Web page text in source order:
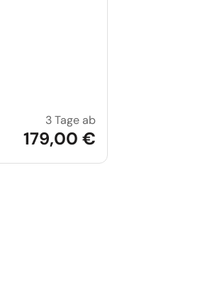
Ein schöner Tag in
3 Tage ab
179,00 €